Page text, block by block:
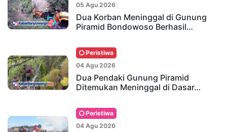
05 Agu 2026
Dua Korban Meninggal di Gunung
Piramid Bondowoso Berhasil…
Peristiwa
04 Agu 2026
Dua Pendaki Gunung Piramid
Ditemukan Meninggal di Dasar…
Peristiwa
04 Agu 2026